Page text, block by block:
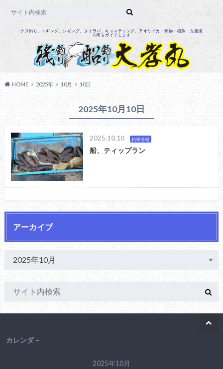
チヌ釣り、エギング、ジギング、タイラバ、キャスティング、アオリイカ・青物・根魚・方座浦
の海をガイドします
HOME 2025年 10月 10日
2025年10月10日
2025.10.10 釣果情報
船、ティップラン
アーカイブ
カレンダ－
2025年10月